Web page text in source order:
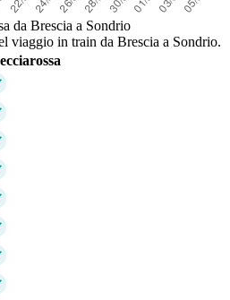
da Brescia a Sondrio
viaggio in train da Brescia a Sondrio.